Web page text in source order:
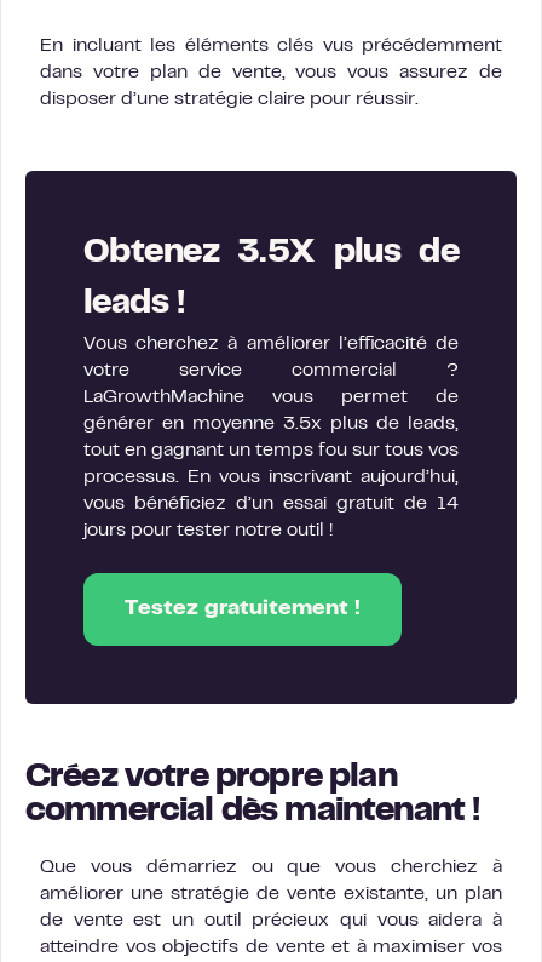
En incluant les éléments clés vus précédemment
dans votre plan de vente, vous vous assurez de
disposer d’une stratégie claire pour réussir.
Obtenez 3.5X plus de
leads !
Vous cherchez à améliorer l’efficacité de
votre service commercial ?
LaGrowthMachine vous permet de
générer en moyenne 3.5x plus de leads,
tout en gagnant un temps fou sur tous vos
processus. En vous inscrivant aujourd’hui,
vous bénéficiez d’un essai gratuit de 14
jours pour tester notre outil !
Testez gratuitement !
Créez votre propre plan
commercial dès maintenant !
Que vous démarriez ou que vous cherchiez à
améliorer une stratégie de vente existante, un plan
de vente est un outil précieux qui vous aidera à
atteindre vos objectifs de vente et à maximiser vos